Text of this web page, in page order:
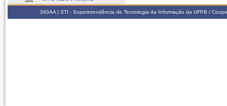
SIGAA | STI - Superintendência de Tecnologia da Informação da UFPB /